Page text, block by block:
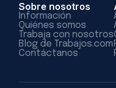
Sobre nosotros
Información
Quiénes somos
Trabaja con nosotros
Blog de Trabajos.com
Contáctanos